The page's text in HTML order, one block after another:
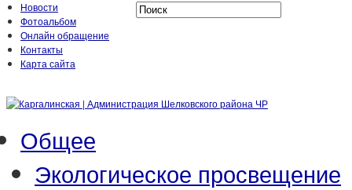
Новости
Фотоальбом
Онлайн обращение
Контакты
Карта сайта
Общее
Экологическое просвещение